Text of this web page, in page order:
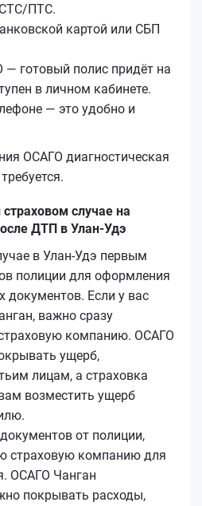
СТС/ПТС.
картой или СБП
— готовый полис придёт на
в личном кабинете.
— это удобно и
ОСАГО диагностическая
случае на
ДТП в Улан-Удэ
в Улан-Удэ первым
полиции для оформления
документов. Если у вас
важно сразу
компанию. ОСАГО
ущерб,
лицам, а страховка
возместить ущерб
от полиции,
страховую компанию для
ОСАГО Чанган
покрывать расходы,